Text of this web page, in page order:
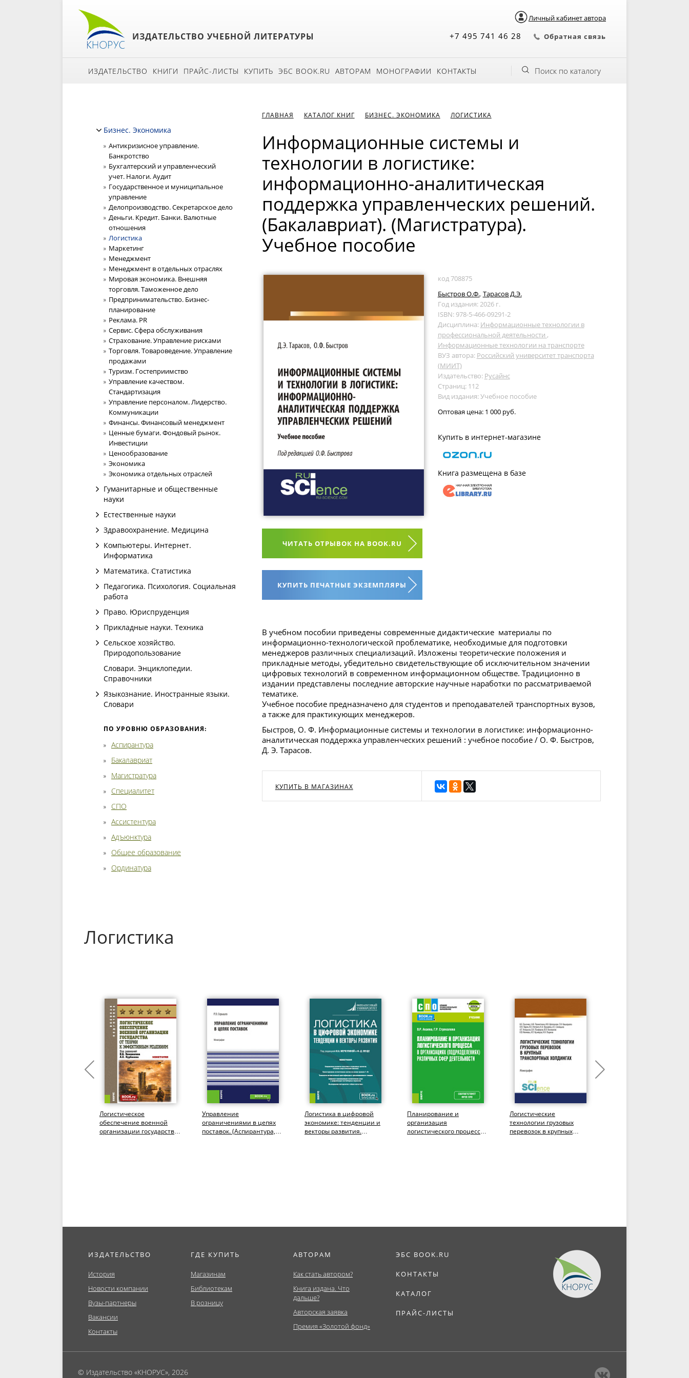
Личный кабинет автора
ИЗДАТЕЛЬСТВО УЧЕБНОЙ ЛИТЕРАТУРЫ +7 495 741 46 28 Обратная связь
ИЗДАТЕЛЬСТВО КНИГИ ПРАЙС-ЛИСТЫ КУПИТЬ ЭБС BOOK.RU АВТОРАМ МОНОГРАФИИ КОНТАКТЫ Поиск по каталогу
Бизнес. Экономика
Антикризисное управление.
Банкротство
Бухгалтерский и управленческий
учет. Налоги. Аудит
Государственное и муниципальное
управление
Делопроизводство. Секретарское дело
Деньги. Кредит. Банки. Валютные
отношения
Логистика
Маркетинг
Менеджмент
Менеджмент в отдельных отраслях
Мировая экономика. Внешняя
торговля. Таможенное дело
Предпринимательство. Бизнес-
планирование
Реклама. PR
Сервис. Сфера обслуживания
Страхование. Управление рисками
Торговля. Товароведение. Управление
продажами
Туризм. Гостеприимство
Управление качеством.
Стандартизация
Управление персоналом. Лидерство.
Коммуникации
Финансы. Финансовый менеджмент
Ценные бумаги. Фондовый рынок.
Инвестиции
Ценообразование
Экономика
Экономика отдельных отраслей
Гуманитарные и общественные
науки
Естественные науки
Здравоохранение. Медицина
Компьютеры. Интернет.
Информатика
Математика. Статистика
Педагогика. Психология. Социальная
работа
Право. Юриспруденция
Прикладные науки. Техника
Сельское хозяйство.
Природопользование
Словари. Энциклопедии.
Справочники
Языкознание. Иностранные языки.
Словари
ПО УРОВНЮ ОБРАЗОВАНИЯ:
Аспирантура
Бакалавриат
Магистратура
Специалитет
СПО
Ассистентура
Адъюнктура
Общее образование
Ординатура
ГЛАВНАЯ КАТАЛОГ КНИГ БИЗНЕС. ЭКОНОМИКА ЛОГИСТИКА
Информационные системы и
технологии в логистике:
информационно-аналитическая
поддержка управленческих решений.
(Бакалавриат). (Магистратура).
Учебное пособие
ЧИТАТЬ ОТРЫВОК НА BOOK.RU
КУПИТЬ ПЕЧАТНЫЕ ЭКЗЕМПЛЯРЫ
код 708875
Быстров О.Ф., Тарасов Д.Э.
Год издания: 2026 г.
ISBN: 978-5-466-09291-2
Дисциплина: Информационные технологии в
профессиональной деятельности ,
Информационные технологии на транспорте
ВУЗ автора: Российский университет транспорта
(МИИТ)
Издательство: Русайнс
Страниц: 112
Вид издания: Учебное пособие
Оптовая цена: 1 000 руб.
Купить в интернет-магазине
Книга размещена в базе
В учебном пособии приведены современные дидактические материалы по
информационно-технологической проблематике, необходимые для подготовки
менеджеров различных специализаций. Изложены теоретические положения и
прикладные методы, убедительно свидетельствующие об исключительном значении
цифровых технологий в современном информационном обществе. Традиционно в
издании представлены последние авторские научные наработки по рассматриваемой
тематике.
Учебное пособие предназначено для студентов и преподавателей транспортных вузов,
а также для практикующих менеджеров.
Быстров, О. Ф. Информационные системы и технологии в логистике: информационно-
аналитическая поддержка управленческих решений : учебное пособие / О. Ф. Быстров,
Д. Э. Тарасов.
КУПИТЬ В МАГАЗИНАХ
Логистика
Логистическое
обеспечение военной
организации государства:
Управление
ограничениями в цепях
поставок. (Аспирантура,
Логистика в цифровой
экономике: тенденции и
векторы развития.
Планирование и
организация
логистического процесса в
Логистические
технологии грузовых
перевозок в крупных
ИЗДАТЕЛЬСТВО
История
Новости компании
Вузы-партнеры
Вакансии
Контакты
ГДЕ КУПИТЬ
Магазинам
Библиотекам
В розницу
АВТОРАМ
Как стать автором?
Книга издана. Что
дальше?
Авторская заявка
Премия «Золотой фонд»
ЭБС BOOK.RU
КОНТАКТЫ
КАТАЛОГ
ПРАЙС-ЛИСТЫ
© Издательство «КНОРУС», 2026